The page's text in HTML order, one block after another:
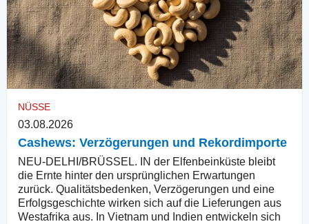
NÜSSE
03.08.2026
Cashews: Verzögerungen und Rekordimporte
NEU-DELHI/BRÜSSEL. IN der Elfenbeinküste bleibt
die Ernte hinter den ursprünglichen Erwartungen
zurück. Qualitätsbedenken, Verzögerungen und eine
Erfolgsgeschichte wirken sich auf die Lieferungen aus
Westafrika aus. In Vietnam und Indien entwickeln sich